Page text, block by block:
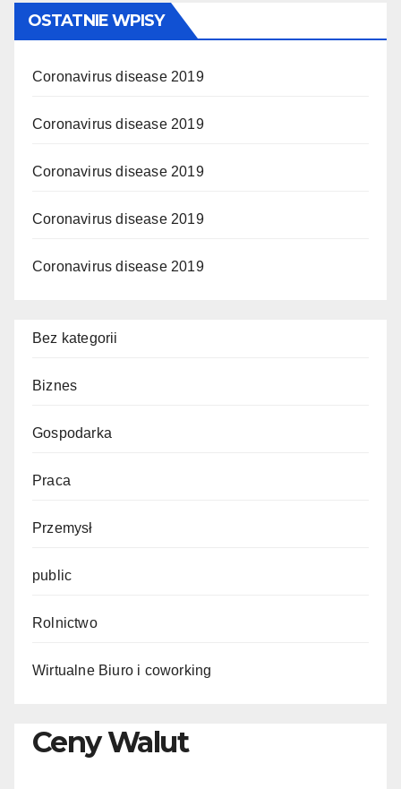
OSTATNIE WPISY
Coronavirus disease 2019
Coronavirus disease 2019
Coronavirus disease 2019
Coronavirus disease 2019
Coronavirus disease 2019
Bez kategorii
Biznes
Gospodarka
Praca
Przemysł
public
Rolnictwo
Wirtualne Biuro i coworking
Ceny Walut